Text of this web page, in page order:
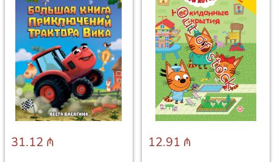
31.12 ₼
Out of stock
12.91 ₼